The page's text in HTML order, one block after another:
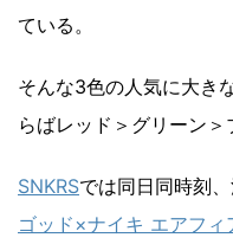
ている。
そんな3色の人気に大き
らばレッド＞グリーン＞
SNKRSでは同日同時刻
ゴッド×ナイキ エアフィ